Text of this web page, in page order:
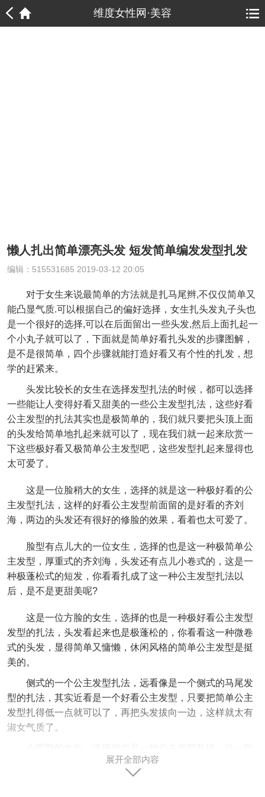
维度女性网·美容
懒人扎出简单漂亮头发 短发简单编发发型扎发
编辑：515531685 2019-03-12 20:05
对于女生来说最简单的方法就是扎马尾辫,不仅仅简单又
能凸显气质.可以根据自己的偏好选择，女生扎头发丸子头也
是一个很好的选择,可以在后面留出一些头发,然后上面扎起一
个小丸子就可以了，下面就是简单好看扎头发的步骤图解，
是不是很简单，四个步骤就能打造好看又有个性的扎发，想
学的赶紧来。
头发比较长的女生在选择发型扎法的时候，都可以选择
一些能让人变得好看又甜美的一些公主发型扎法，这些好看
公主发型的扎法其实也是极简单的，我们就只要把头顶上面
的头发给简单地扎起来就可以了，现在我们就一起来欣赏一
下这些极好看又极简单公主发型吧，这些发型扎起来显得也
太可爱了。
这是一位脸稍大的女生，选择的就是这一种极好看的公
主发型扎法，这样的好看公主发型前面留的是好看的齐刘
海，两边的头发还有很好的修脸的效果，看着也太可爱了。
脸型有点儿大的一位女生，选择的也是这一种极简单公
主发型，厚重式的齐刘海，头发还有点儿小卷式的，这是一
种极蓬松式的短发，你看看扎成了这一种公主发型扎法以
后，是不是更甜美呢?
这是一位方脸的女生，选择的也是一种极好看公主发型
发型的扎法，头发看起来也是极蓬松的，你看看这一种微卷
式的头发，显得简单又慵懒，休闲风格的简单公主发型是挺
美的。
侧式的一个公主发型扎法，远看像是一个侧式的马尾发
型的扎法，其实近看是一个好看公主发型，只要把简单公主
发型扎得低一点就可以了，再把头发拔向一边，这样就太有
淑女气质了。
好看公主发型扎法是很简单的，同时扎公主发型的时候，并
不是所有的头发都扎起来的，只是扎头顶上面的少量发型而
展开全部内容
1 1